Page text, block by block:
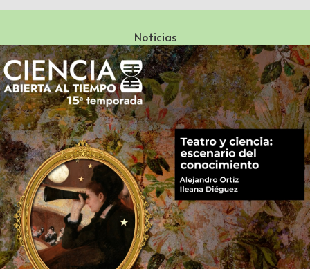
Noticias
Especialización en Literatura Mexicana del Siglo XX